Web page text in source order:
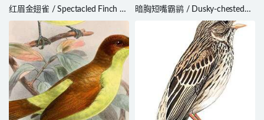
红眉金翅雀 / Spectacled Finch /
Callacanthis burtoni
暗胸短嘴霸鹟 / Dusky-chested
Flycatcher / Myiozetetes